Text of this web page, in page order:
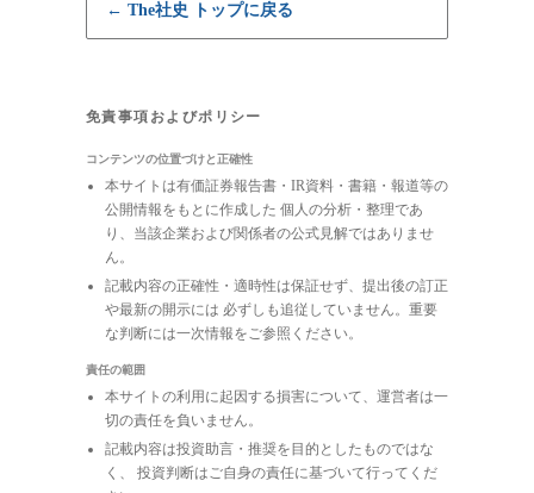
← The社史 トップに戻る
免責事項およびポリシー
コンテンツの位置づけと正確性
本サイトは有価証券報告書・IR資料・書籍・報道等の
公開情報をもとに作成した 個人の分析・整理であ
り、当該企業および関係者の公式見解ではありませ
ん。
記載内容の正確性・適時性は保証せず、提出後の訂正
や最新の開示には 必ずしも追従していません。重要
な判断には一次情報をご参照ください。
責任の範囲
本サイトの利用に起因する損害について、運営者は一
切の責任を負いません。
記載内容は投資助言・推奨を目的としたものではな
く、 投資判断はご自身の責任に基づいて行ってくだ